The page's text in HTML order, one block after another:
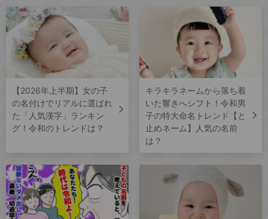
【2026年上半期】女の子
の名付けでリアルに選ばれ
た「人気漢字」ランキン
グ！令和のトレンドは？
キラキラネームから落ち着
いた響きへシフト！令和男
子の特大命名トレンド【と
止めネーム】人気の名前
は？